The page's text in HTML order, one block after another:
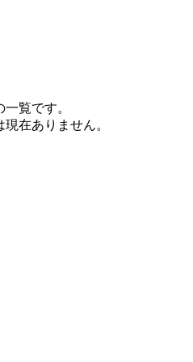
覧です。
在ありません。